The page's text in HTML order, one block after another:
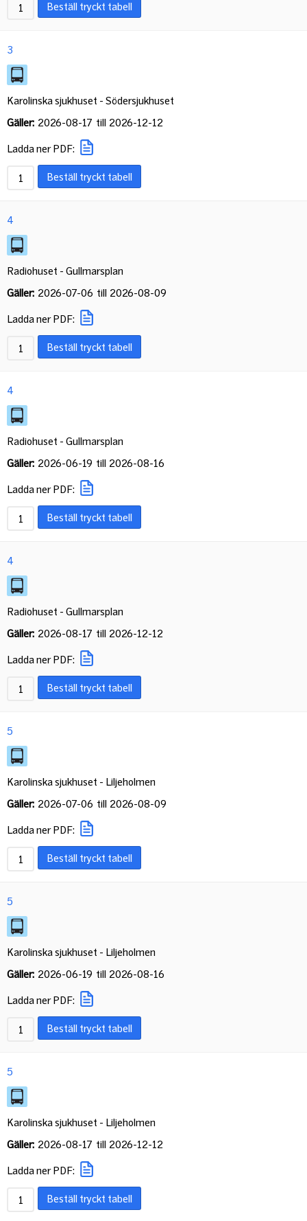
Beställ tryckt tabell
3
Karolinska sjukhuset - Södersjukhuset
Gäller: 2026-08-17 till 2026-12-12
Ladda ner PDF:
Beställ tryckt tabell
4
Radiohuset - Gullmarsplan
Gäller: 2026-07-06 till 2026-08-09
Ladda ner PDF:
Beställ tryckt tabell
4
Radiohuset - Gullmarsplan
Gäller: 2026-06-19 till 2026-08-16
Ladda ner PDF:
Beställ tryckt tabell
4
Radiohuset - Gullmarsplan
Gäller: 2026-08-17 till 2026-12-12
Ladda ner PDF:
Beställ tryckt tabell
5
Karolinska sjukhuset - Liljeholmen
Gäller: 2026-07-06 till 2026-08-09
Ladda ner PDF:
Beställ tryckt tabell
5
Karolinska sjukhuset - Liljeholmen
Gäller: 2026-06-19 till 2026-08-16
Ladda ner PDF:
Beställ tryckt tabell
5
Karolinska sjukhuset - Liljeholmen
Gäller: 2026-08-17 till 2026-12-12
Ladda ner PDF:
Beställ tryckt tabell